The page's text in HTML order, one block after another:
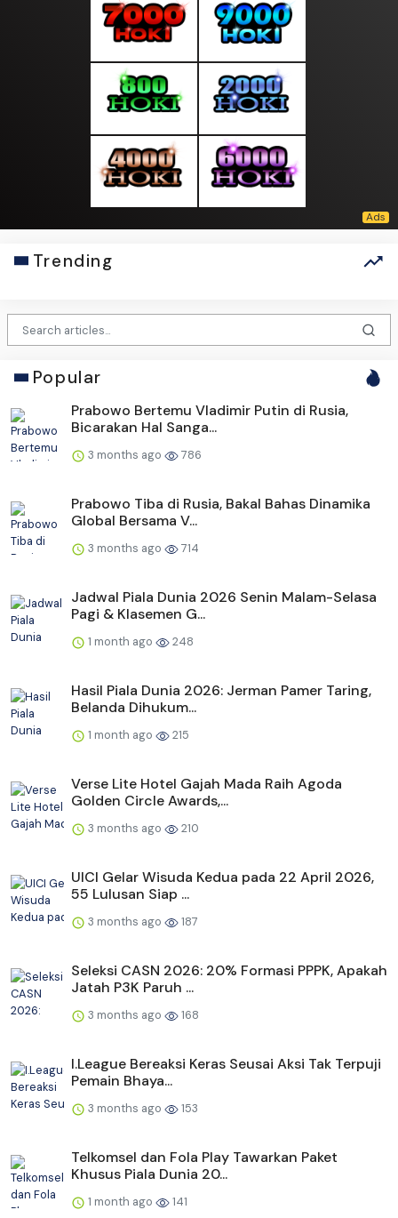
Trending
Popular
Prabowo Bertemu Vladimir Putin di Rusia,
Bicarakan Hal Sanga...
3 months ago 786
Prabowo Tiba di Rusia, Bakal Bahas Dinamika
Global Bersama V...
3 months ago 714
Jadwal Piala Dunia 2026 Senin Malam-Selasa
Pagi & Klasemen G...
1 month ago 248
Hasil Piala Dunia 2026: Jerman Pamer Taring,
Belanda Dihukum...
1 month ago 215
Verse Lite Hotel Gajah Mada Raih Agoda
Golden Circle Awards,...
3 months ago 210
UICI Gelar Wisuda Kedua pada 22 April 2026,
55 Lulusan Siap ...
3 months ago 187
Seleksi CASN 2026: 20% Formasi PPPK, Apakah
Jatah P3K Paruh ...
3 months ago 168
I.League Bereaksi Keras Seusai Aksi Tak Terpuji
Pemain Bhaya...
3 months ago 153
Telkomsel dan Fola Play Tawarkan Paket
Khusus Piala Dunia 20...
1 month ago 141